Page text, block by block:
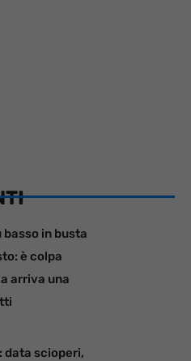
in busta
è colpa
arriva una
data scioperi,